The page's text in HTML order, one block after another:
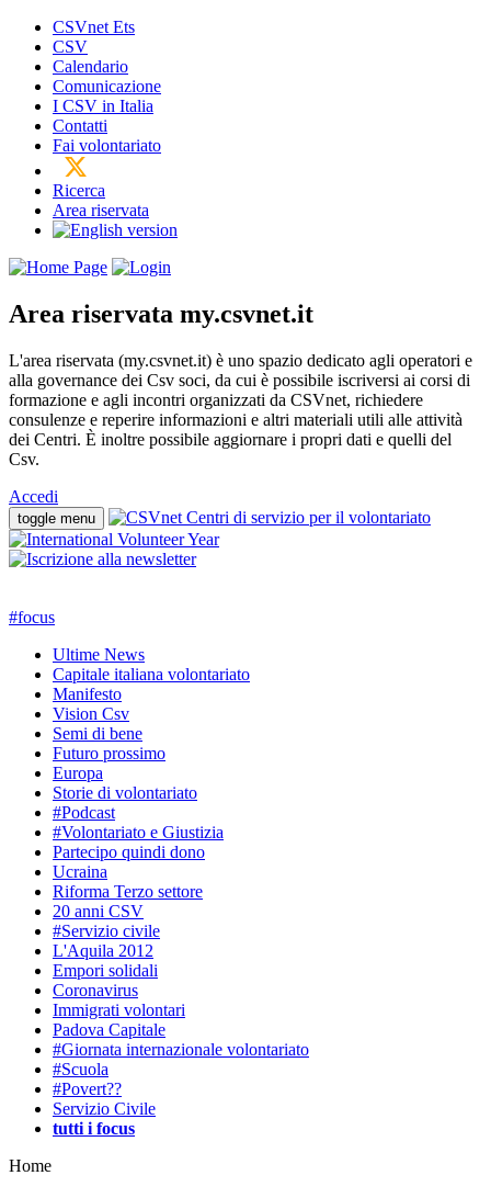
CSVnet Ets
CSV
Calendario
Comunicazione
I CSV in Italia
Contatti
Fai volontariato
Ricerca
Area riservata
Area riservata my.csvnet.it
L'area riservata (my.csvnet.it) è uno spazio dedicato agli operatori e
alla governance dei Csv soci, da cui è possibile iscriversi ai corsi di
formazione e agli incontri organizzati da CSVnet, richiedere
consulenze e reperire informazioni e altri materiali utili alle attività
dei Centri. È inoltre possibile aggiornare i propri dati e quelli del
Csv.
Accedi
toggle menu
#focus
Ultime News
Capitale italiana volontariato
Manifesto
Vision Csv
Semi di bene
Futuro prossimo
Europa
Storie di volontariato
#Podcast
#Volontariato e Giustizia
Partecipo quindi dono
Ucraina
Riforma Terzo settore
20 anni CSV
#Servizio civile
L'Aquila 2012
Empori solidali
Coronavirus
Immigrati volontari
Padova Capitale
#Giornata internazionale volontariato
#Scuola
#Povert??
Servizio Civile
tutti i focus
Home